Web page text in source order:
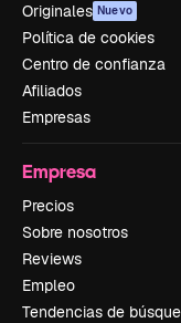
Originales Nuevo
Política de cookies
Centro de confianza
Afiliados
Empresas
Empresa
Precios
Sobre nosotros
Reviews
Empleo
Tendencias de